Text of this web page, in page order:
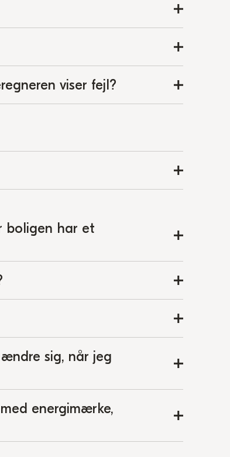
viser fejl?
boligen har et
sig, når jeg
energimærke,